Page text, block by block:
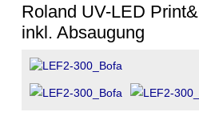
Roland UV-LED
inkl. Absaugung